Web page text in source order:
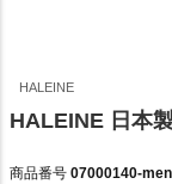
HALEINE
HALEINE 日本
商品番号 07000140-